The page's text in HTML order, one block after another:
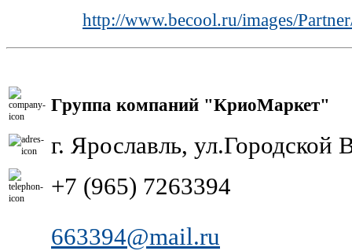
http://www.becool.ru/images/
Группа компаний "КриоМаркет"
г. Ярославль, ул.Городской
+7 (965) 7263394
663394@mail.ru